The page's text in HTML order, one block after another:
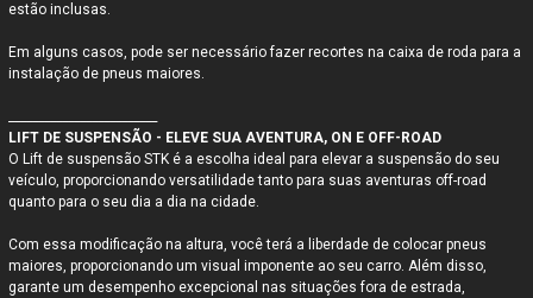
estão inclusas.
Em alguns casos, pode ser necessário fazer recortes na caixa de roda para a
instalação de pneus maiores.
LIFT DE SUSPENSÃO - ELEVE SUA AVENTURA, ON E OFF-ROAD
O Lift de suspensão STK é a escolha ideal para elevar a suspensão do seu
veículo, proporcionando versatilidade tanto para suas aventuras off-road
quanto para o seu dia a dia na cidade.
Com essa modificação na altura, você terá a liberdade de colocar pneus
maiores, proporcionando um visual imponente ao seu carro. Além disso,
garante um desempenho excepcional nas situações fora de estrada,